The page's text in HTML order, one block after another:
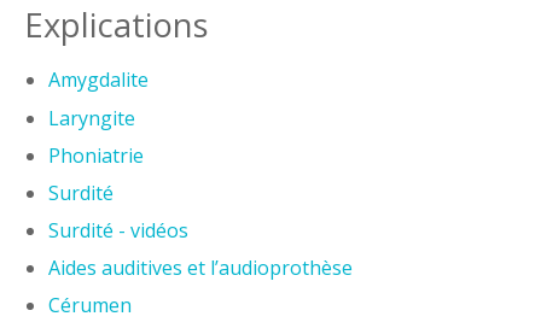
Explications
Amygdalite
Laryngite
Phoniatrie
Surdité
Surdité - vidéos
Aides auditives et l’audioprothèse
Cérumen